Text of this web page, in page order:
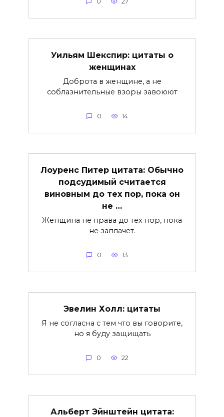
Уильям Шекспир: цитаты о
женщинах
Доброта в женщине, а не
соблазнительные взоры завоюют
0 14
Лоуренс Питер цитата: Обычно
подсудимый считается
виновным до тех пор, пока он
не …
Женщина не права до тех пор, пока
не заплачет.
0 13
Эвелин Холл: цитаты
Я не согласна с тем что вы говорите,
но я буду защищать
0 22
Альберт Эйнштейн цитата: